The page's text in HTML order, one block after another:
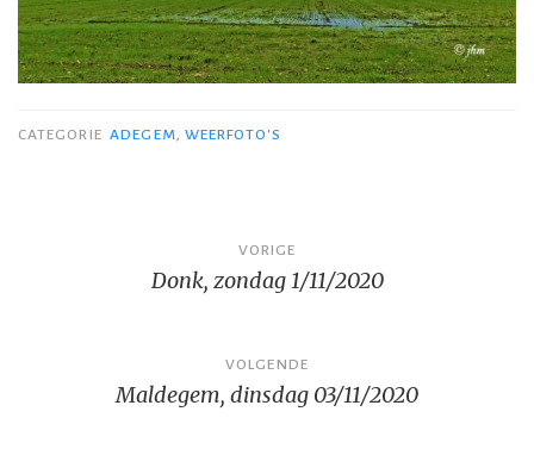
CATEGORIE ADEGEM, WEERFOTO'S
navigatie
VORIGE
Donk, zondag 1/11/2020
VOLGENDE
Maldegem, dinsdag 03/11/2020